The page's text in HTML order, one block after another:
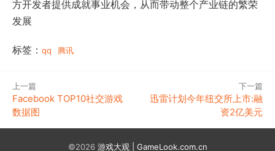
方开发者提供成就事业机会，从而带动整个产业链的繁荣
发展
标签： qq 腾讯
上一篇
Facebook TOP10社交游戏
数据图
下一篇
迅雷计划今年纽交所上市:融
资2亿美元
©2026 游戏大观 | GameLook.com.cn